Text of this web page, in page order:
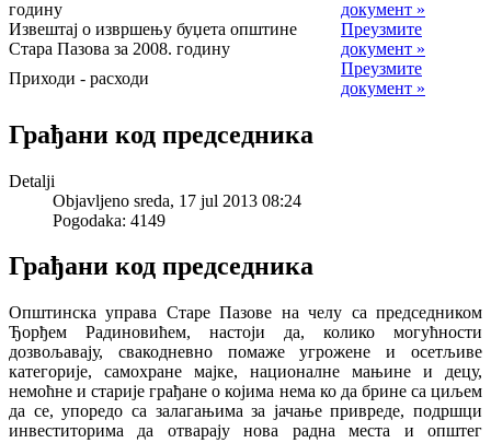
годину
документ »
Извештај о извршењу буџета општине
Стара Пазова за 2008. годину
Преузмите
документ »
Приходи - расходи
Преузмите
документ »
Грађани код председника
Detalji
Objavljeno sreda, 17 jul 2013 08:24
Pogodaka: 4149
Грађани код председника
Општинска управа Старе Пазове на челу са председником
Ђорђем Радиновићем, настоји да, колико могућности
дозвољавају, свакодневно помаже угрожене и осетљиве
категорије, самохране мајке, националне мањине и децу,
немоћне и старије грађане о којима нема ко да брине са циљем
да се, упоредо са залагањима за јачање привреде, подршци
инвеститорима да отварају нова радна места и општег